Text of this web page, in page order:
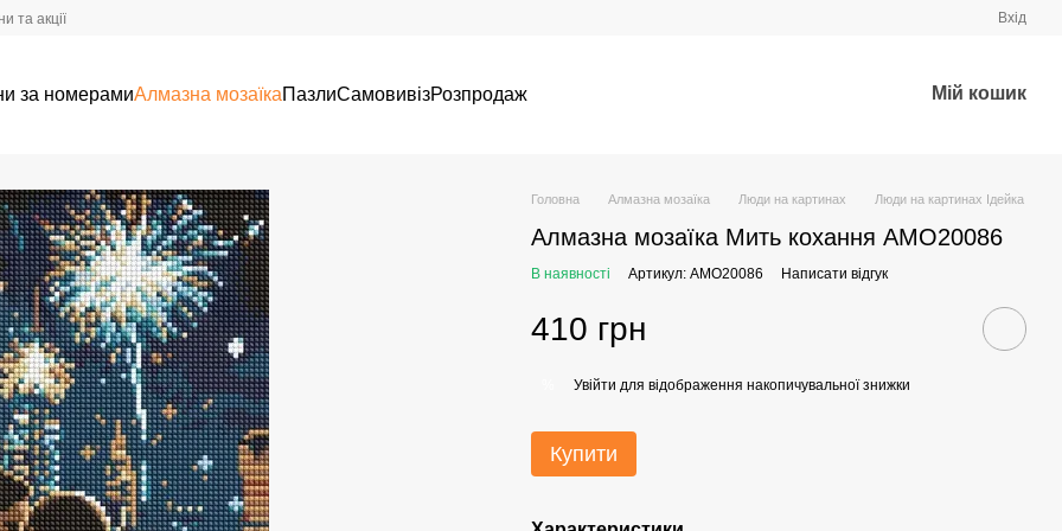
та акції Вхід
за номерамиАлмазна мозаїкаПазлиСамовивізРозпродаж Мій кошик
Головна Алмазна мозаїка Люди на картинах Люди на картинах Ідейка
Алмазна мозаїка Мить кохання AMO20086
В наявності Артикул: AMO20086 Написати відгук
410 грн
Увійти для відображення накопичувальної знижки
Купити